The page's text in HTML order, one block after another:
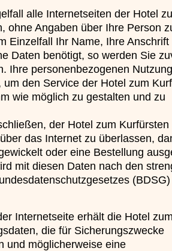
alle Internetseiten der Hotel
ohne Angaben über Ihre Person
Einzelfall Ihr Name, Ihre Anschrift
Daten benötigt, so werden Sie
Ihre personenbezogenen
den Service der Hotel zum
wie möglich zu gestalten und zu
der Hotel zum Kurfürsten
das Internet zu überlassen,
oder eine Bestellung
mit diesen Daten nach den
Internetseite erhält die Hotel
die für Sicherungszwecke
und möglicherweise eine